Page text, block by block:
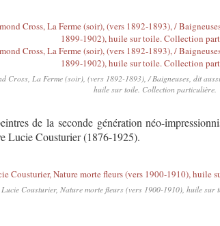
Cross, La Ferme (soir), (vers 1892-1893), / Baigneuses, dit
huile sur toile. Collection particulière.
de la seconde génération néo-
Lucie Cousturier (1876-1925).
Lucie Cousturier, Nature morte fleurs (vers 1900-1910), huile sur